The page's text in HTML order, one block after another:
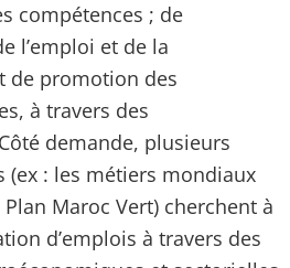
compétences ; de
l’emploi et de la
de promotion des
à travers des
demande, plusieurs
(ex : les métiers mondiaux
Maroc Vert) cherchent à
d’emplois à travers des